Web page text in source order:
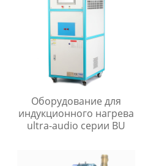
Оборудование для
индукционного нагрева
ultra-audio серии BU